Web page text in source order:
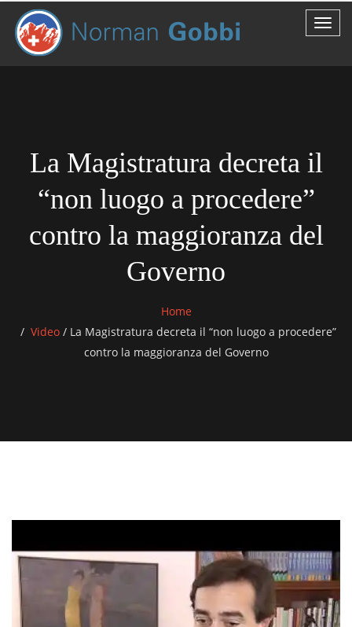
La Magistratura decreta il
“non luogo a procedere”
contro la maggioranza del
Governo
Home
Video /La Magistratura decreta il “non luogo a procedere”
contro la maggioranza del Governo